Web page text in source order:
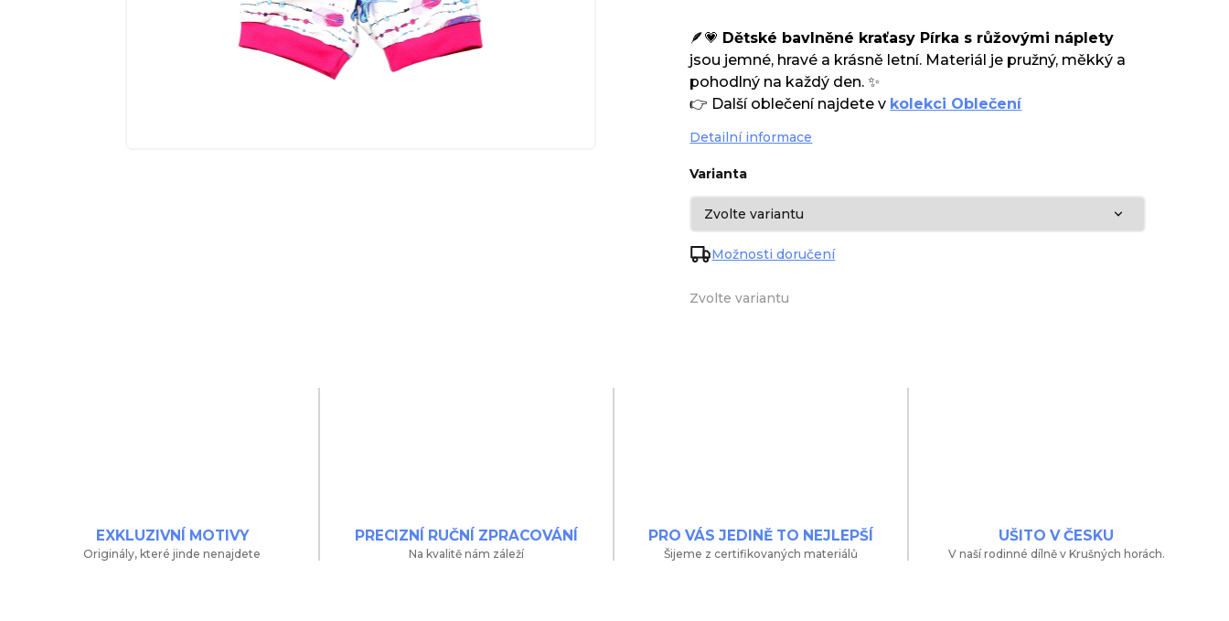
Zvolte variantu
Varianta
Možnosti doručení
🪶💗 Dětské bavlněné kraťasy Pírka s růžovými náplety
jsou jemné, hravé a krásně letní. Materiál je pružný, měkký a
pohodlný na každý den. ✨
👉 Další oblečení najdete v kolekci Oblečení
Detailní informace
EXKLUZIVNÍ MOTIVY
Originály, které jinde nenajdete
PRECIZNÍ RUČNÍ ZPRACOVÁNÍ
Na kvalitě nám záleží
PRO VÁS JEDINĚ TO NEJLEPŠÍ
Šijeme z certifikovaných materiálů
UŠITO V ČESKU
V naší rodinné dílně v Krušných horách.